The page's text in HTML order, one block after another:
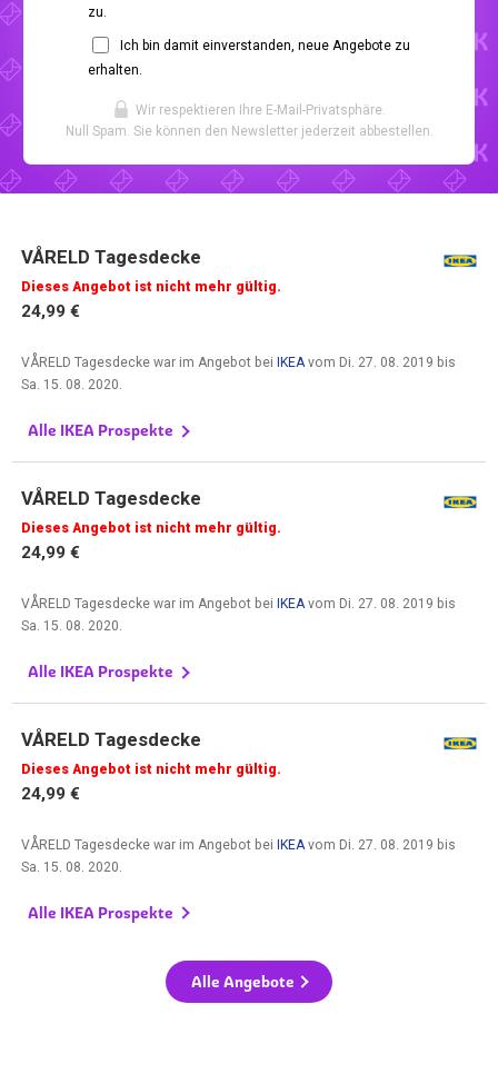
zu.
Ich bin damit einverstanden, neue Angebote zu
erhalten.
Wir respektieren Ihre E-Mail-Privatsphäre.
Null Spam. Sie können den Newsletter jederzeit abbestellen.
VÅRELD Tagesdecke
Dieses Angebot ist nicht mehr gültig.
24,99 €
VÅRELD Tagesdecke war im Angebot bei IKEAvom Di. 27. 08. 2019 bis
Sa. 15. 08. 2020.
Alle IKEA Prospekte
VÅRELD Tagesdecke
Dieses Angebot ist nicht mehr gültig.
24,99 €
VÅRELD Tagesdecke war im Angebot bei IKEAvom Di. 27. 08. 2019 bis
Sa. 15. 08. 2020.
Alle IKEA Prospekte
VÅRELD Tagesdecke
Dieses Angebot ist nicht mehr gültig.
24,99 €
VÅRELD Tagesdecke war im Angebot bei IKEAvom Di. 27. 08. 2019 bis
Sa. 15. 08. 2020.
Alle IKEA Prospekte
Alle Angebote